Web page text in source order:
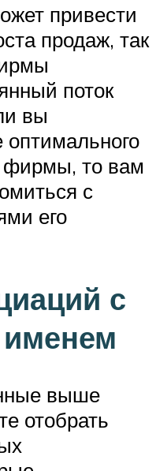
привести
продаж, так
поток
вы
оптимального
фирмы, то вам
с
его
с
выше
отобрать